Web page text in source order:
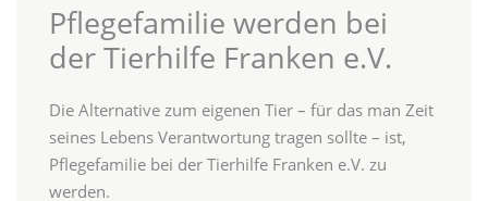
Pflegefamilie werden bei
der Tierhilfe Franken e.V.
Die Alternative zum eigenen Tier – für das man Zeit
seines Lebens Verantwortung tragen sollte – ist,
Pflegefamilie bei der Tierhilfe Franken e.V. zu
werden.